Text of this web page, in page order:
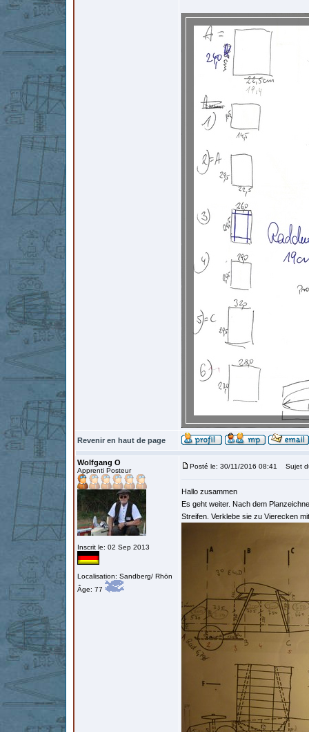
Revenir en haut de page
Wolfgang O
Apprenti Posteur
Inscrit le: 02 Sep 2013
Localisation: Sandberg/ Rhön
Âge: 77
Posté le: 30/11/2016 08:41 Sujet
Hallo zusammen
Es geht weiter. Nach dem
Streifen. Verklebe sie zu Vierecken